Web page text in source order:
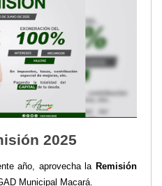
2025
año, aprovecha la Remisión
Municipal Macará.